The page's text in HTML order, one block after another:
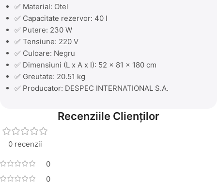
✅ Material: Otel
✅ Capacitate rezervor: 40 l
✅ Putere: 230 W
✅ Tensiune: 220 V
✅ Culoare: Negru
✅ Dimensiuni (L x A x I): 52 x 81 x 180 cm
✅ Greutate: 20.51 kg
✅ Producator: DESPEC INTERNATIONAL S.A.
Recenziile Clienților
0 recenzii
0
0